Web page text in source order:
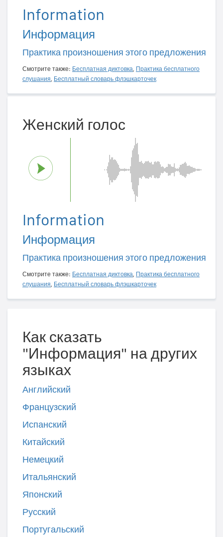
Information
Информация
Практика произношения этого предложения
Смотрите также: Бесплатная диктовка, Практика бесплатного
слушания, Бесплатный словарь флэшкарточек
Женский голос
Information
Информация
Практика произношения этого предложения
Смотрите также: Бесплатная диктовка, Практика бесплатного
слушания, Бесплатный словарь флэшкарточек
Как сказать
"Информация" на других
языках
Английский
Французский
Испанский
Китайский
Немецкий
Итальянский
Японский
Русский
Португальский